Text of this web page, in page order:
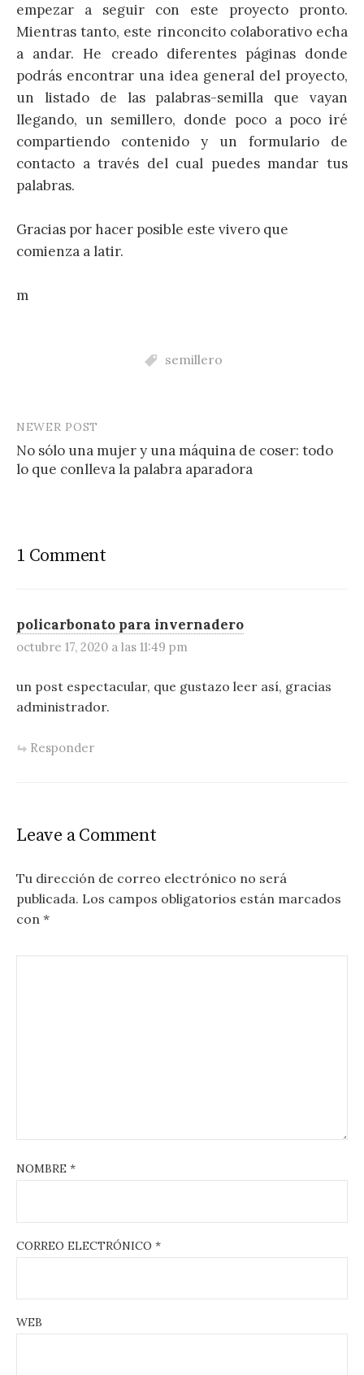
empezar a seguir con este proyecto pronto.
Mientras tanto, este rinconcito colaborativo echa
a andar. He creado diferentes páginas donde
podrás encontrar una idea general del proyecto,
un listado de las palabras-semilla que vayan
llegando, un semillero, donde poco a poco iré
compartiendo contenido y un formulario de
contacto a través del cual puedes mandar tus
palabras.
Gracias por hacer posible este vivero que
comienza a latir.
m
semillero
Post
navigation
NEWER POST
No sólo una mujer y una máquina de coser: todo
lo que conlleva la palabra aparadora
1 Comment
policarbonato para invernadero
octubre 17, 2020 a las 11:49 pm
un post espectacular, que gustazo leer así, gracias
administrador.
Responder
Leave a Comment
Tu dirección de correo electrónico no será
publicada. Los campos obligatorios están marcados
con *
NOMBRE *
CORREO ELECTRÓNICO *
WEB